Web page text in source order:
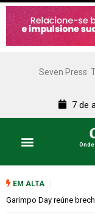
Seven Press
7 de
EM ALTA
Bugonia transforma